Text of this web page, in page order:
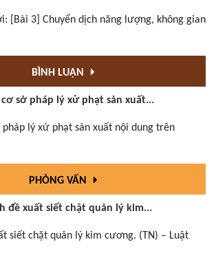
[Bài 3] Chuyển dịch năng lượng, không gian
BÌNH LUẬN
sở pháp lý xử phạt sản xuất...
pháp lý xử phạt sản xuất nội dung trên
PHỎNG VẤN
đề xuất siết chặt quản lý kim...
siết chặt quản lý kim cương. (TN) – Luật